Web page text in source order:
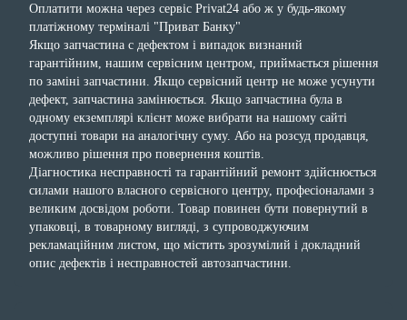
Оплатити можна через сервіс Privat24 або ж у будь-якому
платіжному терміналі "Приват Банку"
Якщо запчастина с дефектом і випадок визнаний
гарантійним, нашим сервісним центром, приймається рішення
по заміні запчастини. Якщо сервісний центр не може усунути
дефект, запчастина замінюється. Якщо запчастина була в
одному екземплярі клієнт може вибрати на нашому сайті
доступні товари на аналогічну суму. Або на розсуд продавця,
можливо рішення про повернення коштів.
Діагностика несправності та гарантійний ремонт здійснюється
силами нашого власного сервісного центру, професіоналами з
великим досвідом роботи. Товар повинен бути повернутий в
упаковці, в товарному вигляді, з супроводжуючим
рекламаційним листом, що містить зрозумілий і докладний
опис дефектів і несправностей автозапчастини.